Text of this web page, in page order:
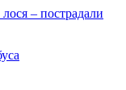
– пострадали